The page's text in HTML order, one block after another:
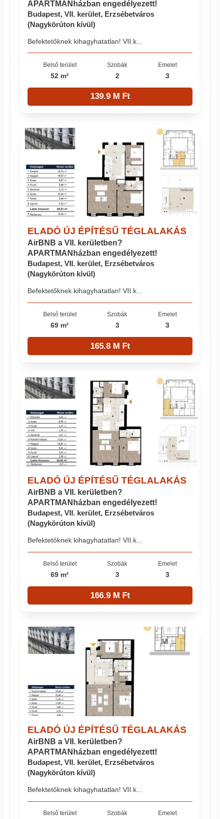
APARTMANházban engedélyezett!
Budapest, VII. kerület, Erzsébetváros
(Nagykörúton kívül)
Befektetőknek kihagyhatatlan! VII.k...
Belső terület
52 m²
Szobák
2
Emelet
3
139.9 M Ft
ELADÓ ÚJ ÉPÍTÉSŰ TÉGLALAKÁS
AirBNB a VII. kerületben?
APARTMANházban engedélyezett!
Budapest, VII. kerület, Erzsébetváros
(Nagykörúton kívül)
Befektetőknek kihagyhatatlan! VII.k...
Belső terület
69 m²
Szobák
3
Emelet
3
165.8 M Ft
ELADÓ ÚJ ÉPÍTÉSŰ TÉGLALAKÁS
AirBNB a VII. kerületben?
APARTMANházban engedélyezett!
Budapest, VII. kerület, Erzsébetváros
(Nagykörúton kívül)
Befektetőknek kihagyhatatlan! VII.k...
Belső terület
69 m²
Szobák
3
Emelet
3
166.9 M Ft
ELADÓ ÚJ ÉPÍTÉSŰ TÉGLALAKÁS
AirBNB a VII. kerületben?
APARTMANházban engedélyezett!
Budapest, VII. kerület, Erzsébetváros
(Nagykörúton kívül)
Befektetőknek kihagyhatatlan! VII.k...
Belső terület Szobák Emelet